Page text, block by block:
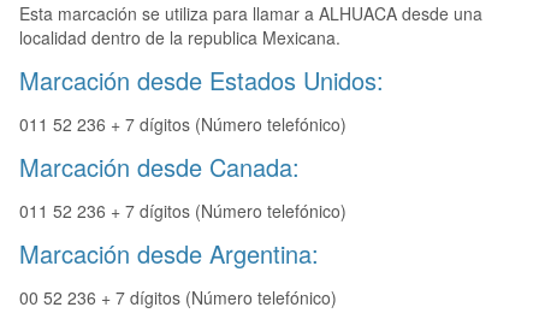
Esta marcación se utiliza para llamar a ALHUACA desde una
localidad dentro de la republica Mexicana.
Marcación desde Estados Unidos:
011 52 236 + 7 dígitos (Número telefónico)
Marcación desde Canada:
011 52 236 + 7 dígitos (Número telefónico)
Marcación desde Argentina:
00 52 236 + 7 dígitos (Número telefónico)